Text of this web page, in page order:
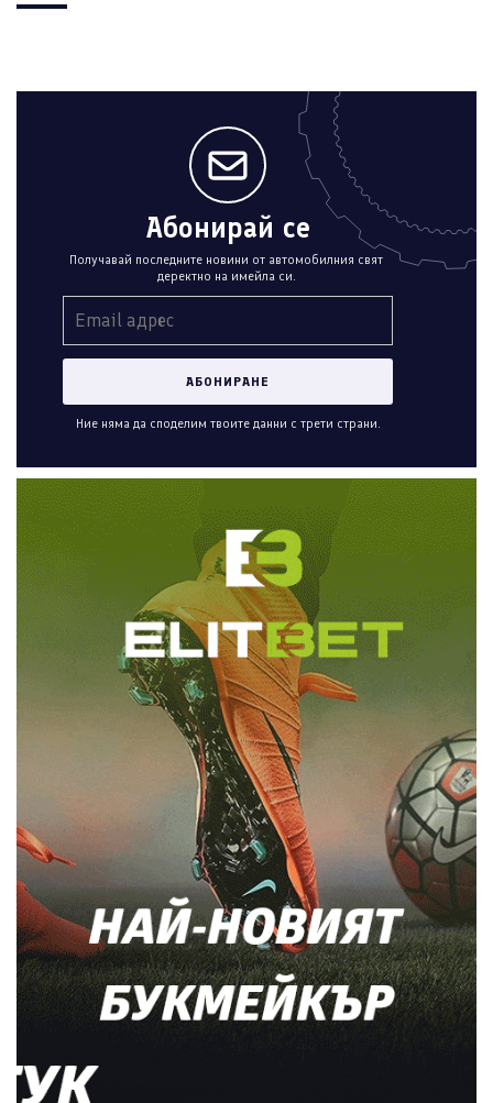
Абонирай се
Получавай последните новини от автомобилния свят
деректно на имейла си.
Ние няма да споделим твоите данни с трети страни.